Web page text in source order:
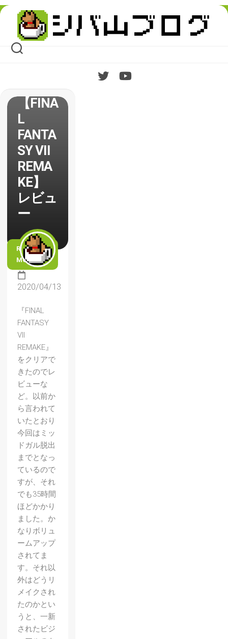
Skip
content
【FINA
L
FANTA
SY VII
REMA
KE】
レビュ
ー
READ
MORE
2020/04/13
『FINAL
FANTASY
VII
REMAKE』
をクリアで
きたのでレ
ビューな
ど。以前か
ら言われて
いたとおり
今回はミッ
ドガル脱出
までとなっ
ているので
すが、それ
でも35時間
ほどかかり
ました。か
なりボリュ
ームアップ
されてま
す。それ以
外はどうリ
メイクされ
たのかとい
うと、一新
されたビジ